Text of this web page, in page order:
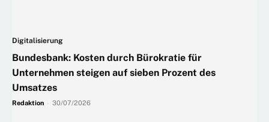
Digitalisierung
Bundesbank: Kosten durch Bürokratie für
Unternehmen steigen auf sieben Prozent des
Umsatzes
Redaktion 30/07/2026